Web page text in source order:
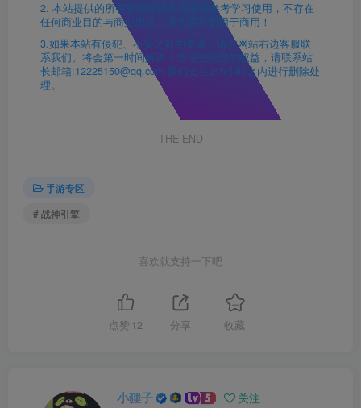
2. 本站提供的所有资源仅供本地单机参考学习使用，不存在
任何商业目的与商业用途，请大家不要用于商用！
3.如果本站有侵犯、不妥之处的资源，请在网站右边客服联
系我们。将会第一时间解决！若侵犯到您的权益，请联系站
长邮箱:12225150@qq.com 我们会在24h小时之内进行删除处
理。
THE END
手游专区
# 战神引擎
喜欢就支持一下吧
点赞 12 分享 收藏
小狸子 关注